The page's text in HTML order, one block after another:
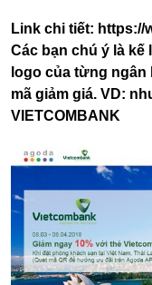
Link chi tiết: https://
Các bạn chú ý là kế
logo của từng
mã giảm giá. VD:
VIETCOMBANK